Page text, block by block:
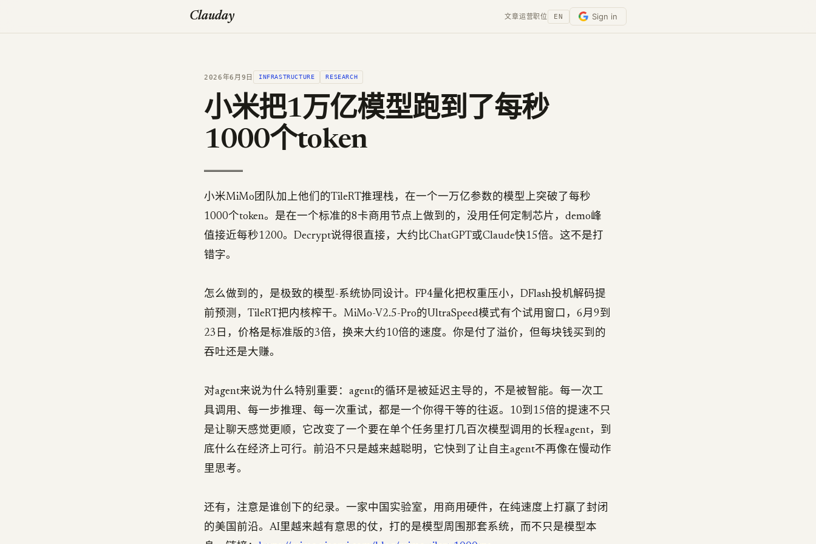
Clauday 文章运营职位 EN Sign in
2026年6月9日 INFRASTRUCTURE RESEARCH
小米把1万亿模型跑到了每秒
1000个token
小米MiMo团队加上他们的TileRT推理栈，在一个一万亿参数的模型上突破了每秒
1000个token。是在一个标准的8卡商用节点上做到的，没用任何定制芯片，demo峰
值接近每秒1200。Decrypt说得很直接，大约比ChatGPT或Claude快15倍。这不是打
错字。
怎么做到的，是极致的模型-系统协同设计。FP4量化把权重压小，DFlash投机解码提
前预测，TileRT把内核榨干。MiMo-V2.5-Pro的UltraSpeed模式有个试用窗口，6月9到
23日，价格是标准版的3倍，换来大约10倍的速度。你是付了溢价，但每块钱买到的
吞吐还是大赚。
对agent来说为什么特别重要：agent的循环是被延迟主导的，不是被智能。每一次工
具调用、每一步推理、每一次重试，都是一个你得干等的往返。10到15倍的提速不只
是让聊天感觉更顺，它改变了一个要在单个任务里打几百次模型调用的长程agent，到
底什么在经济上可行。前沿不只是越来越聪明，它快到了让自主agent不再像在慢动作
里思考。
还有，注意是谁创下的纪录。一家中国实验室，用商用硬件，在纯速度上打赢了封闭
的美国前沿。AI里越来越有意思的仗，打的是模型周围那套系统，而不只是模型本